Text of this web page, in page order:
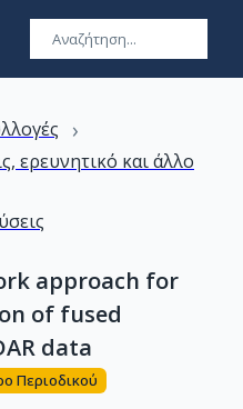
›
ερευνητικό και άλλο
approach for
of fused
data
Περιοδικού